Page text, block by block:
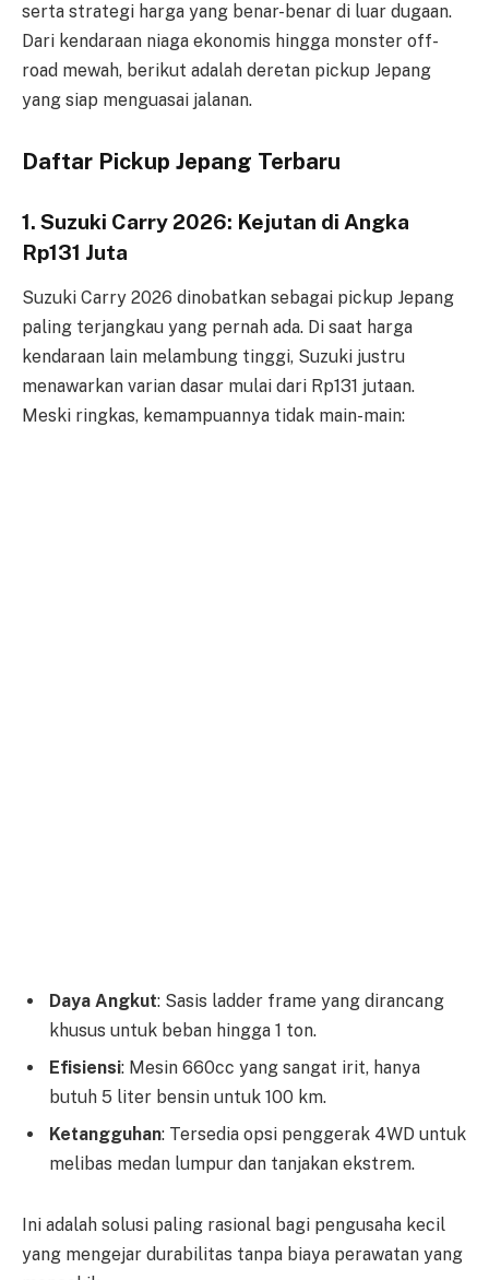
serta strategi harga yang benar-benar di luar dugaan.
Dari kendaraan niaga ekonomis hingga monster off-
road mewah, berikut adalah deretan pickup Jepang
yang siap menguasai jalanan.
Daftar Pickup Jepang Terbaru
1. Suzuki Carry 2026: Kejutan di Angka
Rp131 Juta
Suzuki Carry 2026 dinobatkan sebagai pickup Jepang
paling terjangkau yang pernah ada. Di saat harga
kendaraan lain melambung tinggi, Suzuki justru
menawarkan varian dasar mulai dari Rp131 jutaan.
Meski ringkas, kemampuannya tidak main-main:
Daya Angkut: Sasis ladder frame yang dirancang
khusus untuk beban hingga 1 ton.
Efisiensi: Mesin 660cc yang sangat irit, hanya
butuh 5 liter bensin untuk 100 km.
Ketangguhan: Tersedia opsi penggerak 4WD untuk
melibas medan lumpur dan tanjakan ekstrem.
Ini adalah solusi paling rasional bagi pengusaha kecil
yang mengejar durabilitas tanpa biaya perawatan yang